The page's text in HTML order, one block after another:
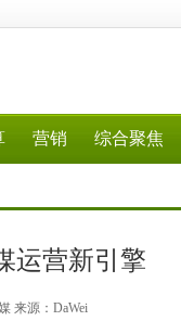
营销 综合聚焦
运营新引擎
来源：DaWei